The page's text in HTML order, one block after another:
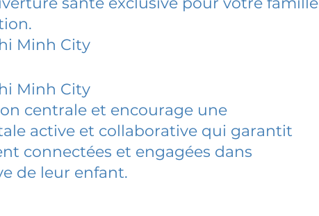
Minh City
Minh City
centrale et encourage une
active et collaborative qui garantit
connectées et engagées dans
de leur enfant.